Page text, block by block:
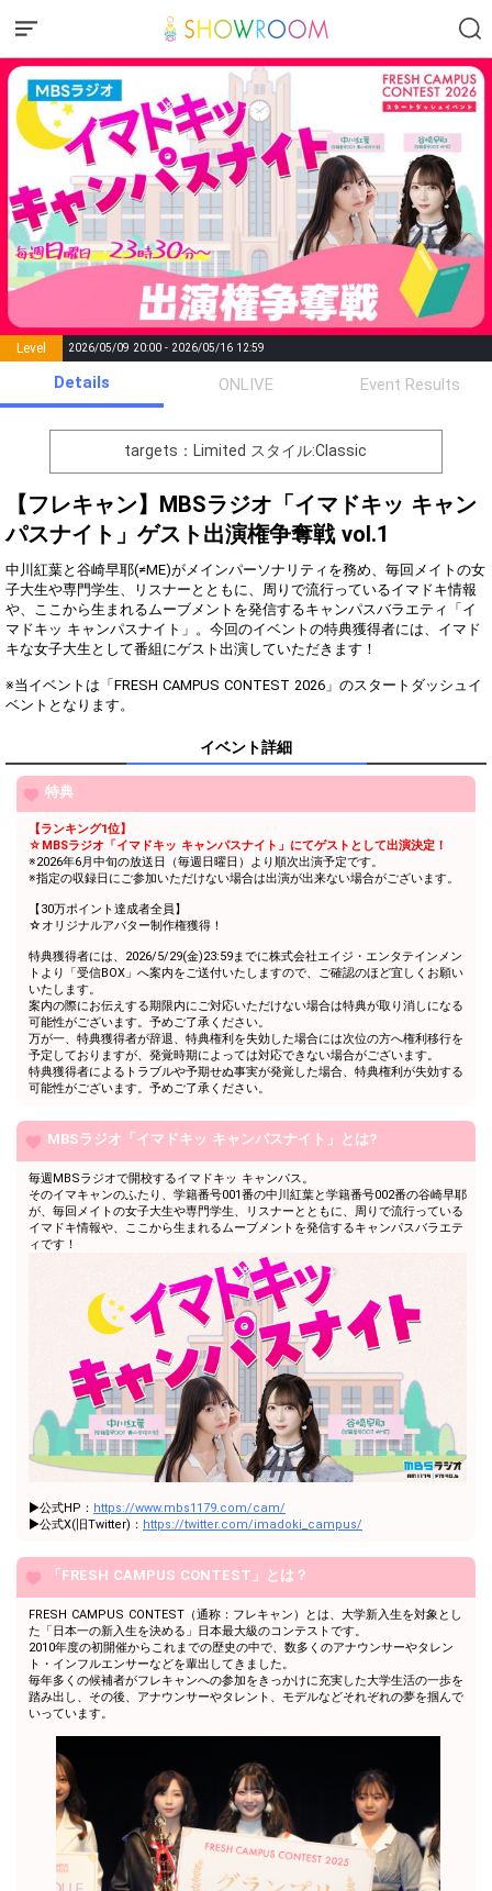
Level 2026/05/09 20:00 - 2026/05/16 12:59
Points List of Goal
number of
positions
Rema
Event Begins!
1000 自己紹介をしてみよう！！
5 3000 自己紹介をしてみよう！！
6 4000 自己紹介をしてみよう！！
8
自己紹介をしてみよう！！
10
11
12 10000 1万pt達成おめでとう！
13 11000
コンテストの意気込みや夢を
話してみよう！
14 12000
話してみよう！
15 13000
話してみよう！
16 14000
コンテストの意気込みや夢を
話してみよう！
17 15000
コンテストの意気込みや夢を
18 16000
コンテストの意気込みや夢を
話してみよう！
19 17000
コンテストの意気込みや夢を
話してみよう！
20 18000
コンテストの意気込みや夢を
コンテストの意気込みや夢を
話してみよう！
20000 2万pt達成おめでとう！
21000
配信には慣れてきた？コメン
トを広げてみよう！
22000
配信には慣れてきた？コメン
トを広げてみよう！
25 23000
配信には慣れてきた？コメン
トを広げてみよう！
26 24000
トを広げてみよう！
トを広げてみよう！
配信には慣れてきた？コメン
トを広げてみよう！
29 27000
配信には慣れてきた？コメン
トを広げてみよう！
30 28000
配信には慣れてきた？コメン
トを広げてみよう！
トを広げてみよう！
30000 3万pt達成おめでとう！
31000
将来の夢について話してみよ
う！
32000
将来の夢について話してみよ
う！
Details ONLIVE Event Results
targets：Limited スタイル:Classic
【フレキャン】MBSラジオ「イマドキッ キャン
パスナイト」ゲスト出演権争奪戦 vol.1
中川紅葉と谷崎早耶(≠ME)がメインパーソナリティを務め、毎回メイトの女
子大生や専門学生、リスナーとともに、周りで流行っているイマドキ情報
や、ここから生まれるムーブメントを発信するキャンパスバラエティ「イ
マドキッ キャンパスナイト」。今回のイベントの特典獲得者には、イマド
キな女子大生として番組にゲスト出演していただきます！
※当イベントは「FRESH CAMPUS CONTEST 2026」のスタートダッシュイ
ベントとなります。
イベント詳細
特典
【ランキング1位】
☆MBSラジオ「イマドキッ キャンパスナイト」にてゲストとして出演決定！
※2026年6月中旬の放送日（毎週日曜日）より順次出演予定です。
※指定の収録日にご参加いただけない場合は出演が出来ない場合がございます。
【30万ポイント達成者全員】
☆オリジナルアバター制作権獲得！
特典獲得者には、2026/5/29(金)23:59までに株式会社エイジ・エンタテインメン
トより「受信BOX」へ案内をご送付いたしますので、ご確認のほど宜しくお願い
いたします。
案内の際にお伝えする期限内にご対応いただけない場合は特典が取り消しになる
可能性がございます。予めご了承ください。
万が一、特典獲得者が辞退、特典権利を失効した場合には次位の方へ権利移行を
予定しておりますが、発覚時期によっては対応できない場合がございます。
特典獲得者によるトラブルや予期せぬ事実が発覚した場合、特典権利が失効する
可能性がございます。予めご了承ください。
MBSラジオ「イマドキッ キャンパスナイト」とは?
毎週MBSラジオで開校するイマドキッ キャンパス。
そのイマキャンのふたり、学籍番号001番の中川紅葉と学籍番号002番の谷崎早耶
が、毎回メイトの女子大生や専門学生、リスナーとともに、周りで流行っている
イマドキ情報や、ここから生まれるムーブメントを発信するキャンパスバラエテ
ィです！
▶︎公式HP： https://www.mbs1179.com/cam/
▶︎公式X(旧Twitter)： https://twitter.com/imadoki_campus/
「FRESH CAMPUS CONTEST」とは？
FRESH CAMPUS CONTEST（通称：フレキャン）とは、大学新入生を対象とし
た「日本一の新入生を決める」日本最大級のコンテストです。
2010年度の初開催からこれまでの歴史の中で、数多くのアナウンサーやタレン
ト・インフルエンサーなどを輩出してきました。
毎年多くの候補者がフレキャンへの参加をきっかけに充実した大学生活の一歩を
踏み出し、その後、アナウンサーやタレント、モデルなどそれぞれの夢を掴んで
いっています。